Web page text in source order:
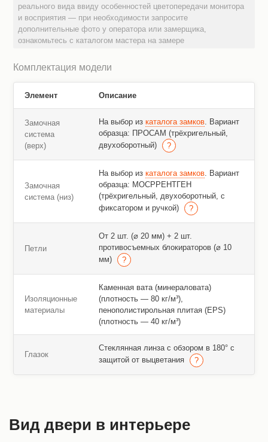
реального вида ввиду особенностей цветопередачи монитора
и восприятия — при необходимости запросите
дополнительные фото у оператора или замерщика,
ознакомьтесь с каталогом мастера на замере
Комплектация модели
Элемент Описание
Замочная
система
(верх)
На выбор из каталога замков. Вариант
образца: ПРОСАМ (трёхригельный,
двухоборотный)
Замочная
система (низ)
На выбор из каталога замков. Вариант
образца: МОСРРЕНТГЕН
(трёхригельный, двухоборотный, с
фиксатором и ручкой)
Петли
От 2 шт. (⌀ 20 мм) + 2 шт.
противосъемных блокираторов (⌀ 10
мм)
Изоляционные
материалы
Каменная вата (минераловата)
(плотность — 80 кг/м³),
пенополистирольная плитая (EPS)
(плотность — 40 кг/м³)
Глазок
Стеклянная линза с обзором в 180° с
защитой от выцветания
Вид двери в интерьере